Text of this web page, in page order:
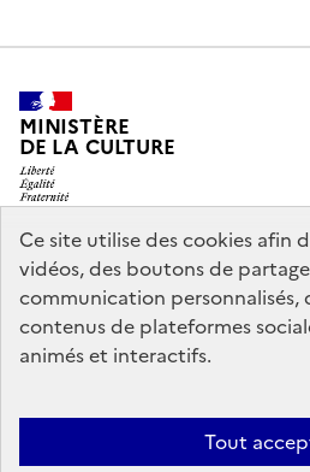
Ce site utilise des cookies afin
vidéos, des boutons de
communication personnalisés,
contenus de plateformes
animés et interactifs.
Tout
MINISTÈRE
DE LA CULTURE
legifrance.gouv.fr
info.gouv.fr
service-public.gouv.fr
Mentions légales